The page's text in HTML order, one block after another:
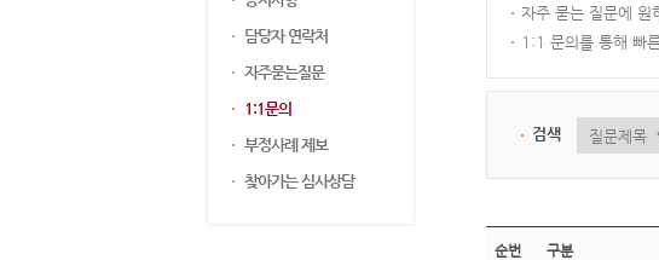
담당자 연락처
자주묻는질문
1:1문의
부정사례 제보
찾아가는 심사상담
자주 묻는 질문에 원
1:1 문의를 통해 빠
검색
순번 구분